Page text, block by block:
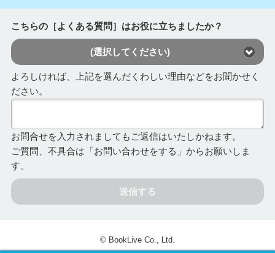
こちらの［よくある質問］はお役に立ちましたか？
(選択してください)
よろしければ、上記を選んだくわしい理由などをお聞かせく
ださい。
お問合せを入力されましてもご返信はいたしかねます。
ご質問、不具合は「お問い合わせをする」からお願いしま
す。
送信する
© BookLive Co., Ltd.